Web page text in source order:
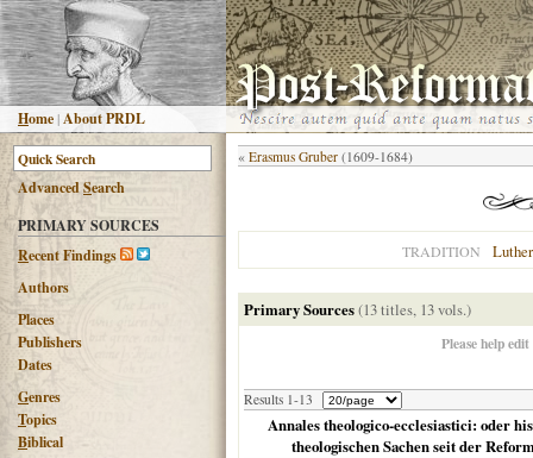
Home|About PRDL
AdvancedSearch
PRIMARY SOURCES
Recent Findings
Authors
Places
Publishers
Dates
Genres
Topics
Biblical
« Erasmus Gruber (1609-1684)
TRADITION
Primary Sources(13 titles, 13 vols.)
Please help
Results 1-13
Annales theologico-ecclesiastici: oder
theologischen Sachen seit der